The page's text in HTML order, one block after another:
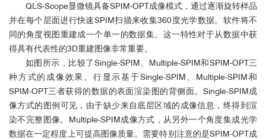
QLS-Scope显微镜具备SPIM-OPT成像模式，通过逐渐旋转样品
并在每个层面进行快速SPIM扫描来收集360度光学数据。软件将不
同的角度视图重建成一个单一的数据集。这一特性对于从数据中获
得具有代表性的3D重建图像非常重要。
如图所示，比较了Single-SPIM、Multiple-SPIM和SPIM-OPT三
种方式的成像效果。行显示基于Single-SPIM、Multiple-SPIM和
SPIM-OPT三者获得的数据的表面渲染图的背侧面。Single-SPIM成
像方式的图例可见，由于缺少来自底层区域的成像信息，终得到渲
染不完整图像。Multiple-SPIM成像方式，从另外一个角度集成光学
数据在一定程度上可提高图像质量。需要特别注意的是SPIM-OPT成
小鼠脊柱：
光切片展示：小鼠全脑核染2X